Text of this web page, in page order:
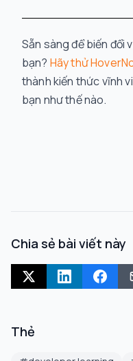
Sẵn sàng để biến đổi
bạn? Hãy thử
thành kiến thức vĩnh
bạn như thế nào.
Chia sẻ bài viết này
Thẻ